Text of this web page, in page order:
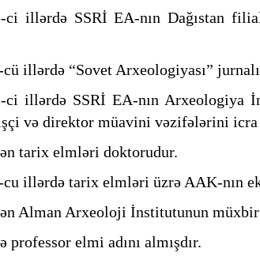
ci illərdə SSRİ EA-nın Dağıstan
illərdə “Sovet Arxeologiyası”
ci illərdə SSRİ EA-nın Arxeologiya
və direktor müavini vəzifələrini
tarix elmləri doktorudur.
illərdə tarix elmləri üzrə AAK-nın
Alman Arxeoloji İnstitutunun müxbir
professor elmi adını almışdır.